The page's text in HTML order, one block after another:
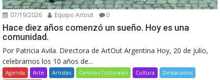
07/19/2026 Equipo Artout 0
Hace diez años comenzó un sueño. Hoy es una
comunidad.
Por Patricia Avila. Directora de ArtOut Argentina Hoy, 20 de julio,
celebramos los 10 años de...
Agenda Arte Artistas Centros Culturales Cultura
Destacados